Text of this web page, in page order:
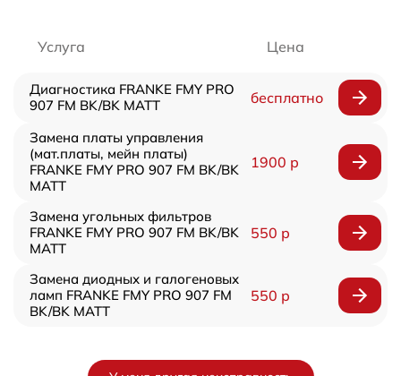
Услуга Цена
Диагностика FRANKE FMY PRO
907 FM BK/BK MATT
бесплатно
Замена платы управления
(мат.платы, мейн платы)
FRANKE FMY PRO 907 FM BK/BK
MATT
1900 р
Замена угольных фильтров
FRANKE FMY PRO 907 FM BK/BK
MATT
550 р
Замена диодных и галогеновых
ламп FRANKE FMY PRO 907 FM
BK/BK MATT
550 р